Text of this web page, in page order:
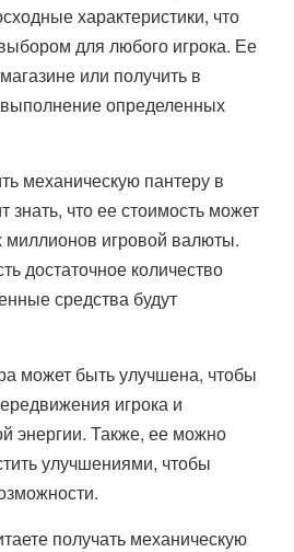
характеристики, что
для любого игрока. Ее
или получить в
определенных
механическую пантеру в
знать, что ее стоимость может
миллионов игровой валюты.
достаточное количество
средства будут
может быть улучшена, чтобы
игрока и
энергии. Также, ее можно
улучшениями, чтобы
получать механическую